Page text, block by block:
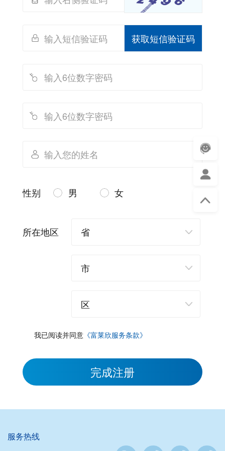
获取短信验证码
性别 男 女
所在地区
我已阅读并同意《富莱欣服务条款》
完成注册
服务热线